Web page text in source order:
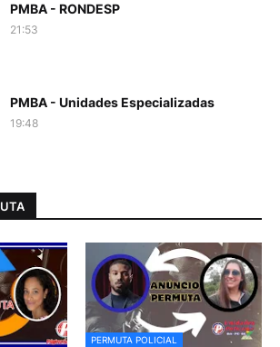
PMBA - RONDESP
21:53
PMBA - Unidades Especializadas
19:48
PERMUTA POLICIAL